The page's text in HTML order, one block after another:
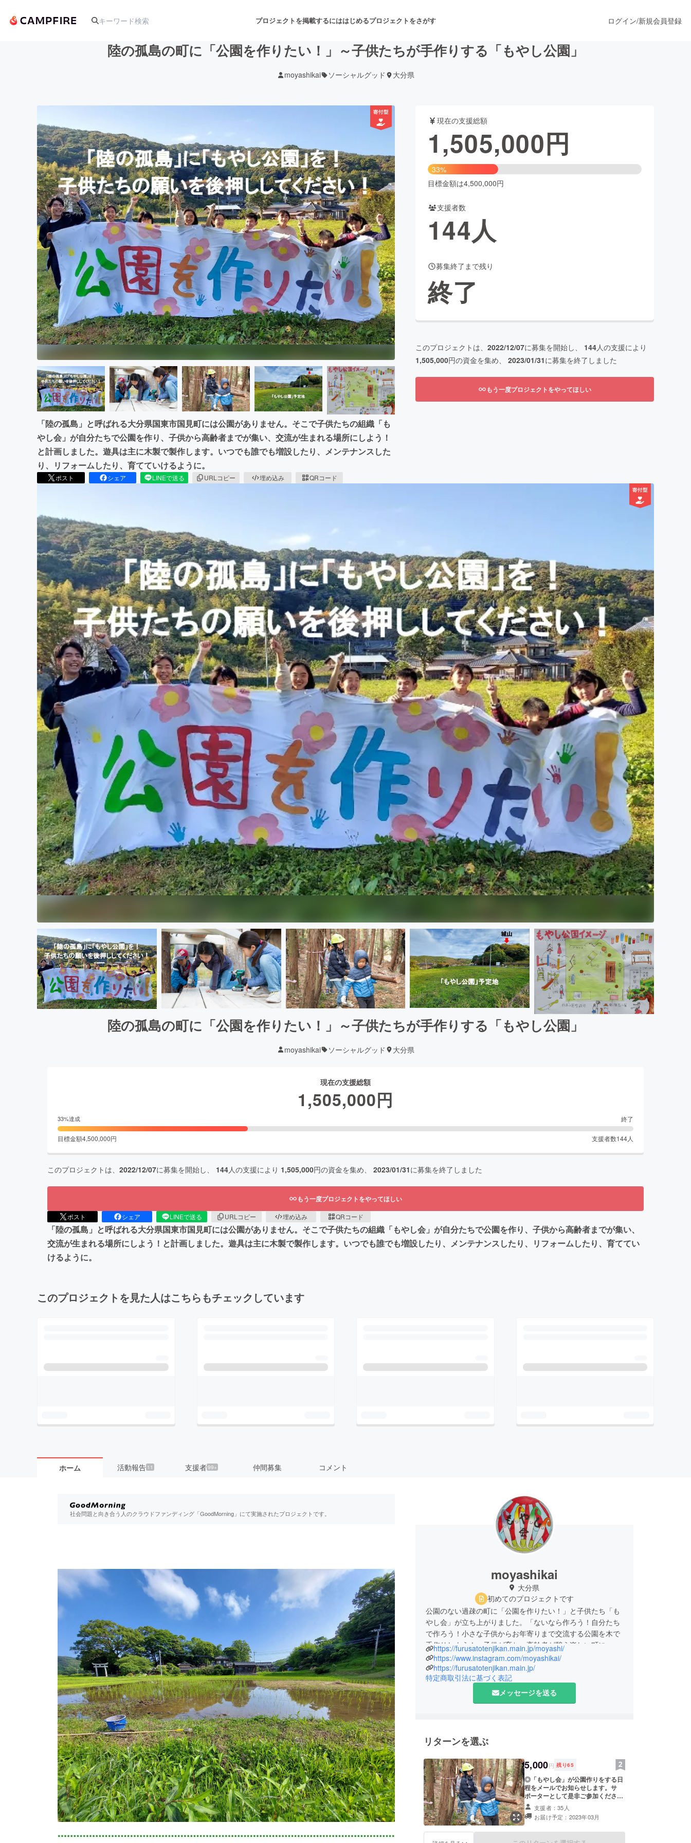
プロジェクトを掲載するにははじめるプロジェクトをさがす
舞台・パフォーマンス
テクノロジー・ガジェット ゲーム・サービス開発 フード・飲食店 ファッション
映像・映画 書籍・雑誌出版 アニメ・漫画
ビジネス・起業 チャレンジ ビューティー・ヘルスケア
まちづくり・地域活性化
CAMPFIRE for Social Good
CAMPFIRE Creation
CAMPFIREふるさと納税 machi-yaコミュニティ
ログイン/新規会員登録
陸の孤島の町に「公園を作りたい！」～子供たちが手作りする「もやし公園」
moyashikai ソーシャルグッド 大分県
「陸の孤島」と呼ばれる大分県国東市国見町には公園がありません。そこで子供たちの組織「も
やし会」が自分たちで公園を作り、子供から高齢者までが集い、交流が生まれる場所にしよう！
と計画しました。遊具は主に木製で製作します。いつでも誰でも増設したり、メンテナンスした
り、リフォームしたり、育てていけるように。
ポスト シェア LINEで送る URLコピー 埋め込み QRコード
現在の支援総額
1,505,000円
33%
目標金額は4,500,000円
支援者数
144人
募集終了まで残り
終了
このプロジェクトは、 2022/12/07に募集を開始し、 144人の支援により
1,505,000円の資金を集め、 2023/01/31に募集を終了しました
もう一度プロジェクトをやってほしい
陸の孤島の町に「公園を作りたい！」～子供たちが手作りする「もやし公園」
moyashikai ソーシャルグッド 大分県
現在の支援総額
1,505,000円
33%達成 終了
目標金額4,500,000円 支援者数144人
このプロジェクトは、 2022/12/07に募集を開始し、 144人の支援により 1,505,000円の資金を集め、 2023/01/31に募集を終了しました
もう一度プロジェクトをやってほしい
ポスト シェア LINEで送る URLコピー 埋め込み QRコード
「陸の孤島」と呼ばれる大分県国東市国見町には公園がありません。そこで子供たちの組織「もやし会」が自分たちで公園を作り、子供から高齢者までが集い、
交流が生まれる場所にしよう！と計画しました。遊具は主に木製で製作します。いつでも誰でも増設したり、メンテナンスしたり、リフォームしたり、育ててい
けるように。
このプロジェクトを見た人はこちらもチェックしています
ホーム 活動報告 11 支援者99+ 仲間募集 コメント
社会問題と向き合う人のクラウドファンディング「GoodMorning」にて実施されたプロジェクトです。
moyashikai
大分県
初めてのプロジェクトです
公園のない過疎の町に「公園を作りたい！」と子供たち「も
やし会」が立ち上がりました。「ないなら作ろう！自分たち
で作ろう！小さな子供からお年寄りまで交流する公園を木で
手作りしよう！」子供が育ち、高齢者が憩う楽しい町に。
https://furusatotenjikan.main.jp/moyashi/
https://www.instagram.com/moyashikai/
https://furusatotenjikan.main.jp/
特定商取引法に基づく表記
メッセージを送る
リターンを選ぶ
5,000円 残り65
◎「もやし会」が公園作りをする日
程をメールでお知らせします。サ
ポーターとして是非ご参加くださ
い。 （期間：2023年3月13日～12
月25日） ＊日程 ・所要時間：2023
年3月13日以降。詳細は事前にお知
支援者：35人
お届け予定：2023年03月